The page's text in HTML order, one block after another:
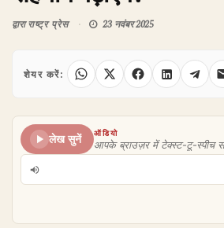
द्वाराराष्ट्र प्रेस 23 नवंबर 2025
शेयर करें:
लेख सुनें
ऑडियो
आपके ब्राउज़र में टेक्स्ट-टू-स्पीच